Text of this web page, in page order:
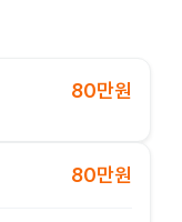
80만원
80만원